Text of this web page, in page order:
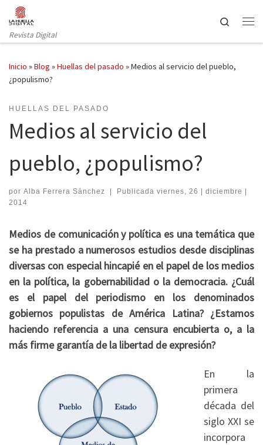
Saltar al contenido
Revista Digital
Search
Inicio »Blog »Huellas del pasado »Medios al servicio del pueblo,
¿populismo?
HUELLAS DEL PASADO
Medios al servicio del
pueblo, ¿populismo?
por Alba Ferrera Sánchez | Publicada viernes, 26 | diciembre |
2014
Medios de comunicación y política es una temática que
se ha prestado a numerosos estudios desde disciplinas
diversas con especial hincapié en el papel de los medios
en la política, la gobernabilidad o la democracia. ¿Cuál
es el papel del periodismo en los denominados
gobiernos populistas de América Latina? ¿Estamos
haciendo referencia a una censura encubierta o, a la
más firme garantía de la libertad de expresión?
En la
primera
década del
siglo XXI se
incorpora